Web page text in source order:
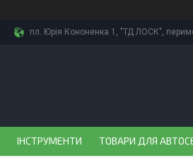
пл. Юрія Кононенка 1, "ТД ЛОСК",
ІНСТРУМЕНТИ ТОВАРИ ДЛЯ